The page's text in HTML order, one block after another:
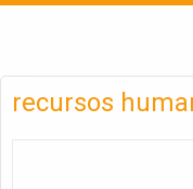
recursos